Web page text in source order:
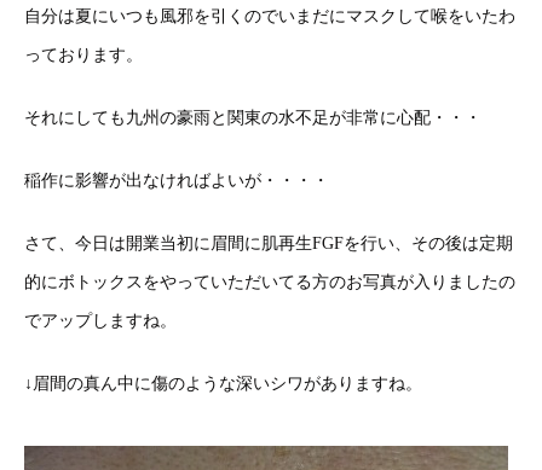
自分は夏にいつも風邪を引くのでいまだにマスクして喉をいたわ
っております。
それにしても九州の豪雨と関東の水不足が非常に心配・・・
稲作に影響が出なければよいが・・・・
さて、今日は開業当初に眉間に肌再生FGFを行い、その後は定期
的にボトックスをやっていただいてる方のお写真が入りましたの
でアップしますね。
↓眉間の真ん中に傷のような深いシワがありますね。